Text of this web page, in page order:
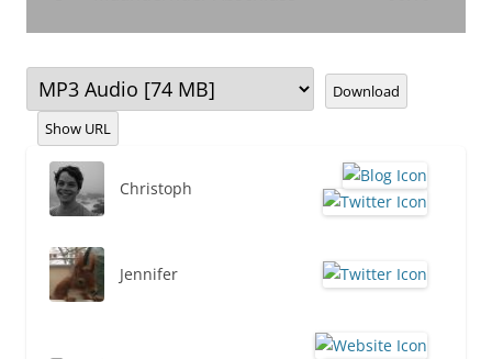
Download
Show URL
Christoph
Jennifer